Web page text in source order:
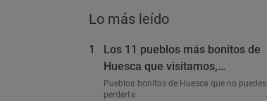
Lo más leído
1
Los 11 pueblos más bonitos de
Huesca que visitamos,
conocemos y amamos
Pueblos bonitos de Huesca que no puedes
perderte